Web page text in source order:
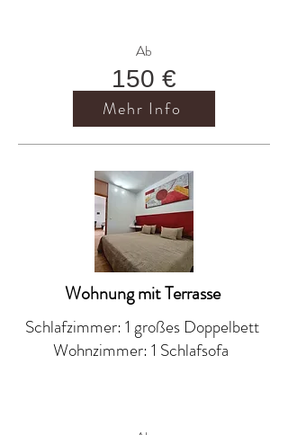
Ab
150 €
Mehr Info
Wohnung mit Terrasse
Schlafzimmer: 1 großes Doppelbett
Wohnzimmer: 1 Schlafsofa